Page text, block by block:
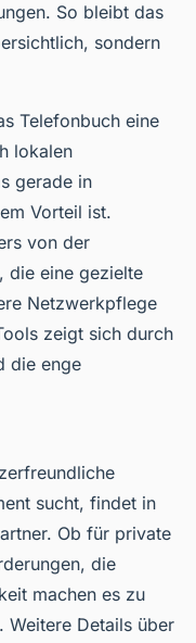
So bleibt das
sondern
Telefonbuch eine
lokalen
gerade in
Vorteil ist.
von der
die eine gezielte
Netzwerkpflege
zeigt sich durch
die enge
sucht, findet in
Ob für private
die
machen es zu
Weitere Details über